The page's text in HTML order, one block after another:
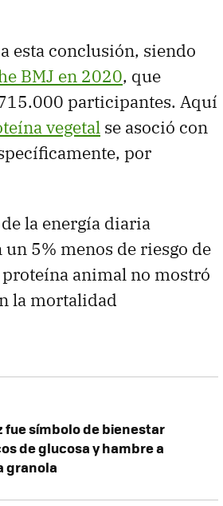
esta conclusión, siendo
BMJ en 2020, que
participantes. Aquí
vegetal se asoció con
por
la energía diaria
5% menos de riesgo de
animal no mostró
la mortalidad
fue símbolo de bienestar
de glucosa y hambre a
granola